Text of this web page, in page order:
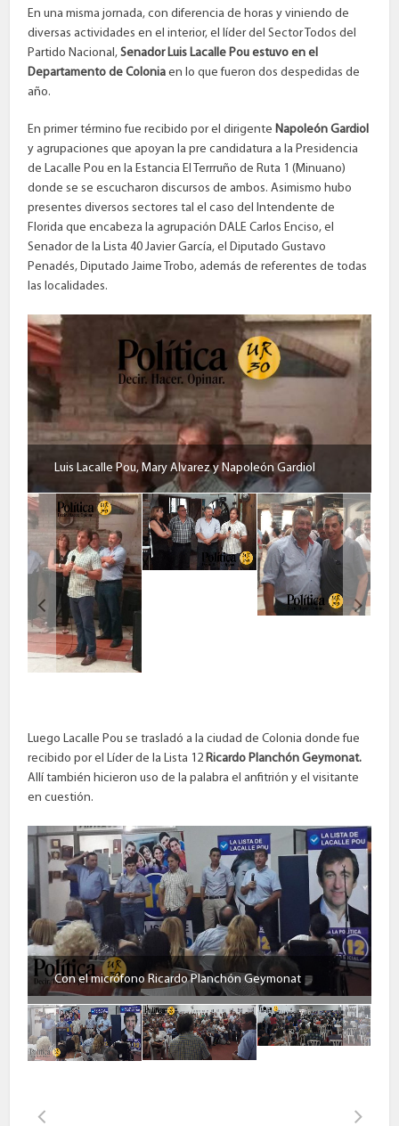
En una misma jornada, con diferencia de horas y viniendo de
diversas actividades en el interior, el líder del Sector Todos del
Partido Nacional,Senador Luis Lacalle Pou estuvo en el
Departamento de Colonia en lo que fueron dos despedidas de
año.
En primer término fue recibido por el dirigente Napoleón Gardiol
y agrupaciones que apoyan la pre candidatura a la Presidencia
de Lacalle Pou en la Estancia El Terrruño de Ruta 1 (Minuano)
donde se se escucharon discursos de ambos. Asimismo hubo
presentes diversos sectores tal el caso del Intendente de
Florida que encabeza la agrupación DALE Carlos Enciso, el
Senador de la Lista 40 Javier García, el Diputado Gustavo
Penadés, Diputado Jaime Trobo, además de referentes de todas
las localidades.
Luis Lacalle Pou, Mary Alvarez y Napoleón Gardiol
Luego Lacalle Pou se trasladó a la ciudad de Colonia donde fue
recibido por el Líder de la Lista 12 Ricardo Planchón Geymonat.
Allí también hicieron uso de la palabra el anfitrión y el visitante
en cuestión.
Con el micrófono Ricardo Planchón Geymonat